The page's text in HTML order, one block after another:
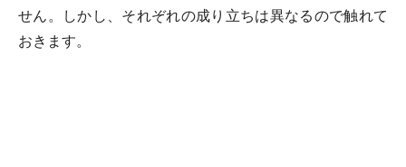
せん。しかし、それぞれの成り立ちは異なるので触れて
おきます。